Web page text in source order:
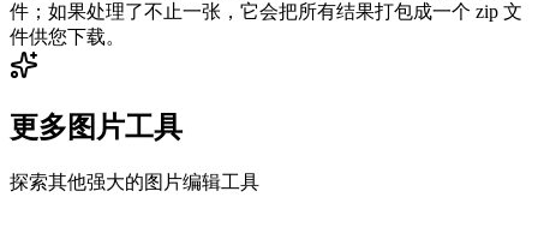
件；如果处理了不止一张，它会把所有结果打包成一个 zip 文
件供您下载。
更多图片工具
探索其他强大的图片编辑工具